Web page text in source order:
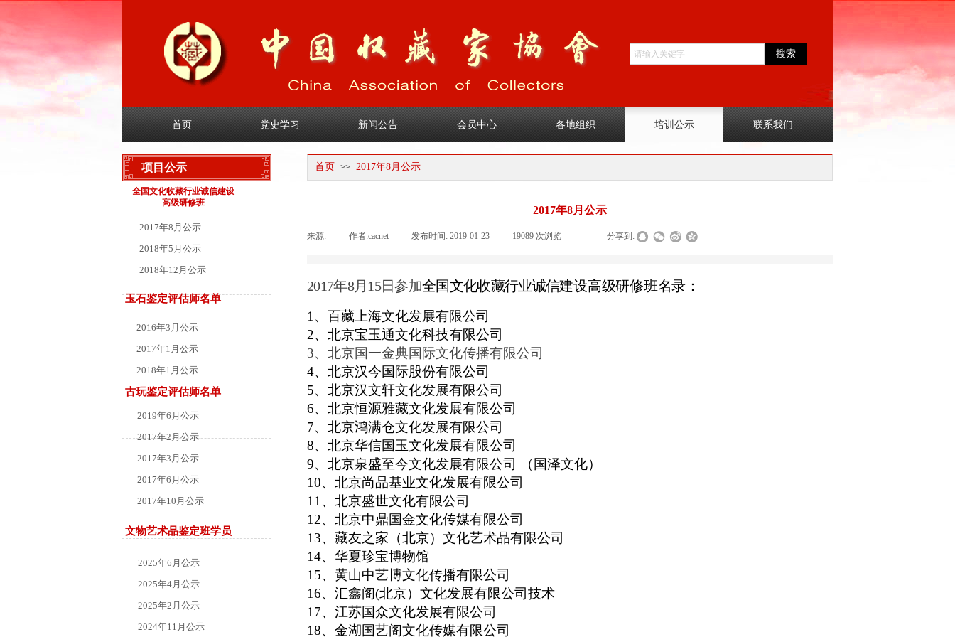
搜索
项目公示 首页 >> 2017年8月公示
首页 党史学习 新闻公告 会员中心 各地组织 培训公示 联系我们
1
全国文化收藏行业诚信建设
高级研修班
2017年8月公示
来源: 作者:cacnet 发布时间: 2019-01-23 19089 次浏览 分享到:
2017年8月 15日参加全国文化收藏行业诚信建设高级研修班名录：
1 、百藏上海文化发展有限公司
2、 北京宝玉通文化科技有限公司
3、 北京国一金典国际文化传播有限公司
4、 北京汉今国际股份有限公司
5、 北京汉文轩文化发展有限公司
6、北京恒源雅藏文化发展有限公司
7、 北京鸿满仓文化发展有限公司
8、 北京华信国玉文化发展有限公司
9、 北京泉盛至今文化发展有限公司
（国泽文化）
10、 北京尚品基业文化发展有限公司
11 、北京盛世文化有限公司
12、北京中鼎国金文化传媒有限公司
13、 藏友之家（北京）文化艺术品有限公司
14、华夏珍宝博物馆
15、黄山中艺博文化传播有限公司
16、 汇鑫阁(北京）文化发展有限公司技术
17、江苏国众文化发展有限公司
18、 金湖国艺阁文化传媒有限公司
2017年8月公示
2018年5月公示
2018年12月公示
玉石鉴定评估师名单
2016年3月公示
2017年1月公示
2018年1月公示
古玩鉴定评估师名单
2019年6月公示
2017年2月公示
2017年3月公示
2017年6月公示
2017年10月公示
2018年4月公示
文物艺术品鉴定班学员
2025年6月公示
2025年4月公示
2025年2月公示
2024年11月公示